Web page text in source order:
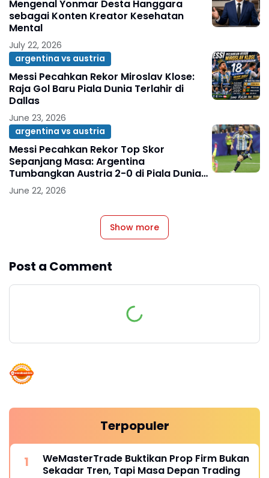
Mengenal Yonmar Desta Hanggara
sebagai Konten Kreator Kesehatan
Mental
July 22, 2026
argentina vs austria
Messi Pecahkan Rekor Miroslav Klose:
Raja Gol Baru Piala Dunia Terlahir di
Dallas
June 23, 2026
argentina vs austria
Messi Pecahkan Rekor Top Skor
Sepanjang Masa: Argentina
Tumbangkan Austria 2-0 di Piala Dunia
2026
June 22, 2026
Show more
Post a Comment
Terpopuler
WeMasterTrade Buktikan Prop Firm Bukan
Sekadar Tren, Tapi Masa Depan Trading